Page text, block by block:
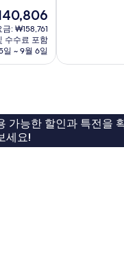
금: ₩158,761
수수료 포함
일 ~ 9월 6일
크
고
훌
이
용
가능한 할인과 특전을
세요!